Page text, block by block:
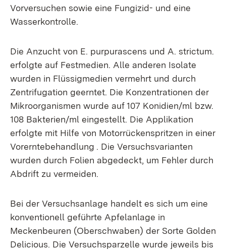
Vorversuchen sowie eine Fungizid- und eine
Wasserkontrolle.
Die Anzucht von E. purpurascens und A. strictum.
erfolgte auf Festmedien. Alle anderen Isolate
wurden in Flüssigmedien vermehrt und durch
Zentrifugation geerntet. Die Konzentrationen der
Mikroorganismen wurde auf 107 Konidien/ml bzw.
108 Bakterien/ml eingestellt. Die Applikation
erfolgte mit Hilfe von Motorrückenspritzen in einer
Vorerntebehandlung . Die Versuchsvarianten
wurden durch Folien abgedeckt, um Fehler durch
Abdrift zu vermeiden.
Bei der Versuchsanlage handelt es sich um eine
konventionell geführte Apfelanlage in
Meckenbeuren (Oberschwaben) der Sorte Golden
Delicious. Die Versuchsparzelle wurde jeweils bis